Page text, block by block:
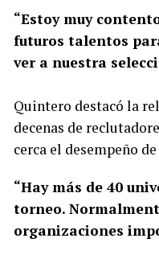
“Estoy muy
futuros talentos
ver a nuestra
Quintero destacó la
decenas de
cerca el desempeño
“Hay más de 40
torneo.
organizaciones